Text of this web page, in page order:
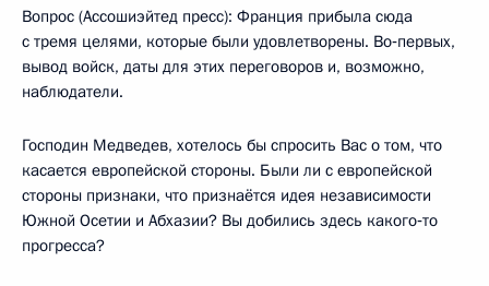
Вопрос (Ассошиэйтед пресс): Франция прибыла сюда
с тремя целями, которые были удовлетворены. Во‑первых,
вывод войск, даты для этих переговоров и, возможно,
наблюдатели.
Господин Медведев, хотелось бы спросить Вас о том, что
касается европейской стороны. Были ли с европейской
стороны признаки, что признаётся идея независимости
Южной Осетии и Абхазии? Вы добились здесь какого‑то
прогресса?